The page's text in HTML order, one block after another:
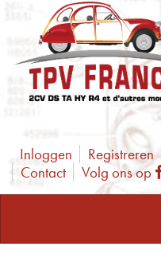
Inloggen Registreren
Contact
Volg ons op